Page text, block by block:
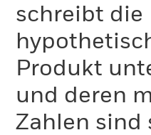
schreibt die
Produkt
und deren
Zahlen sind